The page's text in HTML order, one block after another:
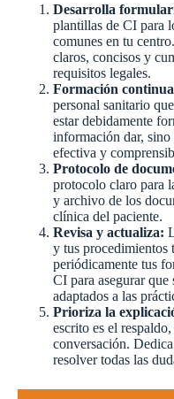
Desarrolla
plantillas de CI para
comunes en tu
claros, concisos y
requisitos legales.
Formación
personal sanitario
estar debidamente
información dar, sino
efectiva y
Protocolo de
protocolo claro para
y archivo de los
clínica del paciente.
Revisa y actualiza:
y tus procedimientos
periódicamente tus
CI para asegurar
adaptados a las
Prioriza la
escrito es el
conversación.
resolver todas las